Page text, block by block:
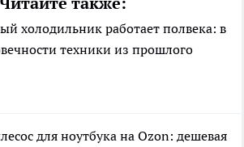
холодильник работает полвека: в
техники из прошлого
для ноутбука на Ozon: дешевая